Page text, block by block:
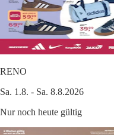
RENO
Sa. 1.8. - Sa. 8.8.2026
Nur noch heute gültig